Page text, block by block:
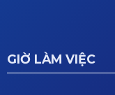
GIỜ LÀM VIỆC